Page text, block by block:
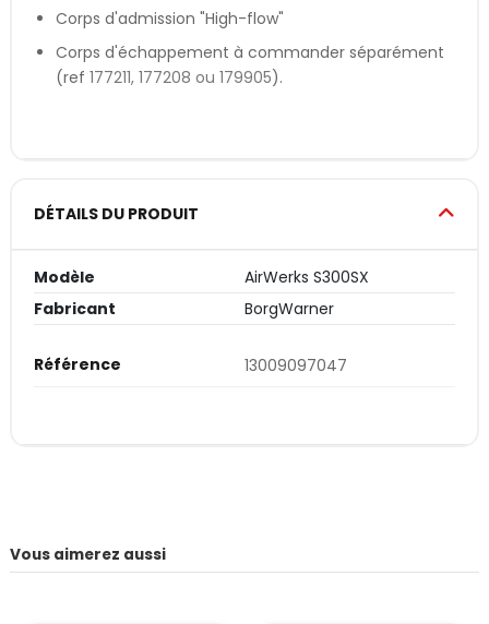
Corps d'admission "High-flow"
Corps d'échappement à commander séparément
(ref 177211, 177208 ou 179905).
DÉTAILS DU PRODUIT
Modèle
AirWerks S300SX
Fabricant
BorgWarner
Référence 13009097047
Vous aimerez aussi